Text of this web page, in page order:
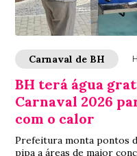
Carnaval de BH
BH terá água
Carnaval 2026
com o calor
Prefeitura monta pontos
pipa a áreas de maior